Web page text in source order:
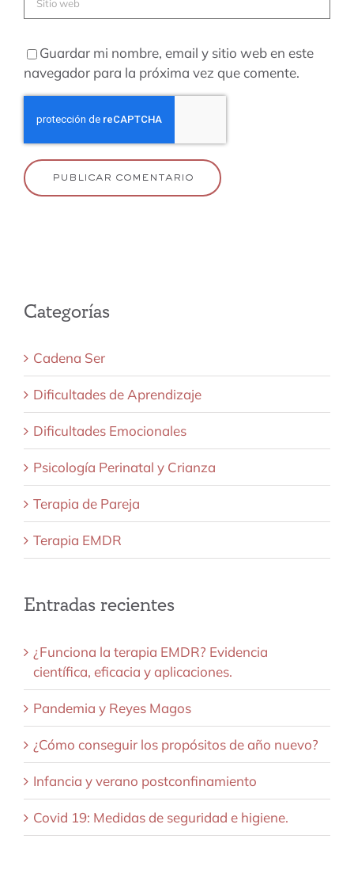
Guardar mi nombre, email y sitio web en este
navegador para la próxima vez que comente.
Categorías
Cadena Ser
Dificultades de Aprendizaje
Dificultades Emocionales
Psicología Perinatal y Crianza
Terapia de Pareja
Terapia EMDR
Entradas recientes
¿Funciona la terapia EMDR? Evidencia
científica, eficacia y aplicaciones.
Pandemia y Reyes Magos
¿Cómo conseguir los propósitos de año nuevo?
Infancia y verano postconfinamiento
Covid 19: Medidas de seguridad e higiene.